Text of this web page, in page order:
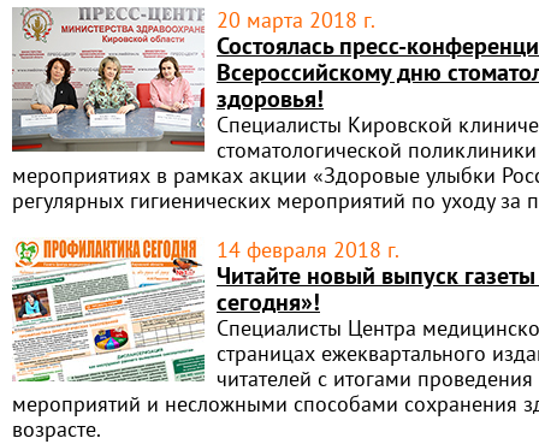
20 марта 2018 г.
Состоялась пресс-
Всероссийскому дню
здоровья!
Специалисты Кировской
стоматологической
мероприятиях в рамках акции «Здоровые улыбки
регулярных гигиенических мероприятий по уходу за
14 февраля 2018 г.
Читайте новый выпуск
сегодня»!
Специалисты Центра
страницах ежеквартального
читателей с итогами
мероприятий и несложными способами сохранения
возрасте.